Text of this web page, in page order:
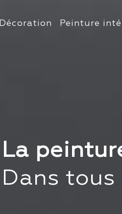
Décoration Peinture
La
Dans